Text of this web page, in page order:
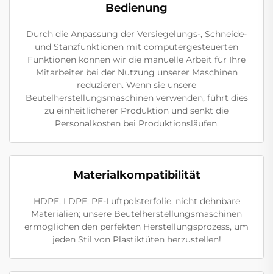
Bedienung
Durch die Anpassung der Versiegelungs-, Schneide-
und Stanzfunktionen mit computergesteuerten
Funktionen können wir die manuelle Arbeit für Ihre
Mitarbeiter bei der Nutzung unserer Maschinen
reduzieren. Wenn sie unsere
Beutelherstellungsmaschinen verwenden, führt dies
zu einheitlicherer Produktion und senkt die
Personalkosten bei Produktionsläufen.
Materialkompatibilität
HDPE, LDPE, PE-Luftpolsterfolie, nicht dehnbare
Materialien; unsere Beutelherstellungsmaschinen
ermöglichen den perfekten Herstellungsprozess, um
jeden Stil von Plastiktüten herzustellen!